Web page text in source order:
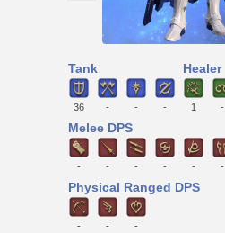
Tank
36 - - -
Healer
1 -
Melee DPS
- - - - - -
Physical Ranged DPS
- - -